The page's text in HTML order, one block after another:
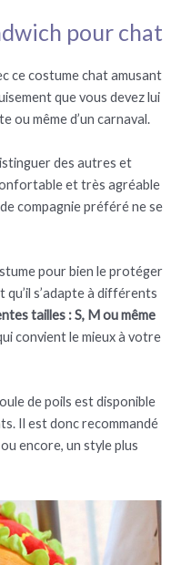
pour chat
ce costume chat amusant
que vous devez lui
ou même d’un carnaval.
des autres et
et très agréable
compagnie préféré ne se
pour bien le protéger
qu’il s’adapte à différents
tailles : S, M ou même
convient le mieux à votre
de poils est disponible
Il est donc recommandé
encore, un style plus